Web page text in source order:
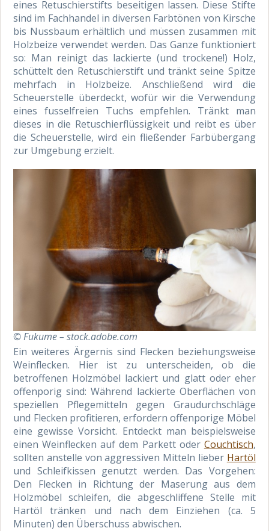
eines Retuschierstifts beseitigen lassen. Diese Stifte
sind im Fachhandel in diversen Farbtönen von Kirsche
bis Nussbaum erhältlich und müssen zusammen mit
Holzbeize verwendet werden. Das Ganze funktioniert
so: Man reinigt das lackierte (und trockene!) Holz,
schüttelt den Retuschierstift und tränkt seine Spitze
mehrfach in Holzbeize. Anschließend wird die
Scheuerstelle überdeckt, wofür wir die Verwendung
eines fusselfreien Tuchs empfehlen. Tränkt man
dieses in die Retuschierflüssigkeit und reibt es über
die Scheuerstelle, wird ein fließender Farbübergang
zur Umgebung erzielt.
© Fukume – stock.adobe.com
Ein weiteres Ärgernis sind Flecken beziehungsweise
Weinflecken. Hier ist zu unterscheiden, ob die
betroffenen Holzmöbel lackiert und glatt oder eher
offenporig sind: Während lackierte Oberflächen von
speziellen Pflegemitteln gegen Graudurchschläge
und Flecken profitieren, erfordern offenporige Möbel
eine gewisse Vorsicht. Entdeckt man beispielsweise
einen Weinflecken auf dem Parkett oder Couchtisch,
sollten anstelle von aggressiven Mitteln lieber Hartöl
und Schleifkissen genutzt werden. Das Vorgehen:
Den Flecken in Richtung der Maserung aus dem
Holzmöbel schleifen, die abgeschliffene Stelle mit
Hartöl tränken und nach dem Einziehen (ca. 5
Minuten) den Überschuss abwischen.